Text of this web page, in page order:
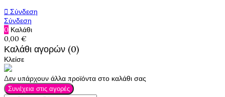
 Σύνδεση
Σύνδεση
0 Καλάθι
0,00 €
Καλάθι αγορών (0)
Κλείσε
Δεν υπάρχουν άλλα προϊόντα στο καλάθι σας
Συνέχεια στις αγορές